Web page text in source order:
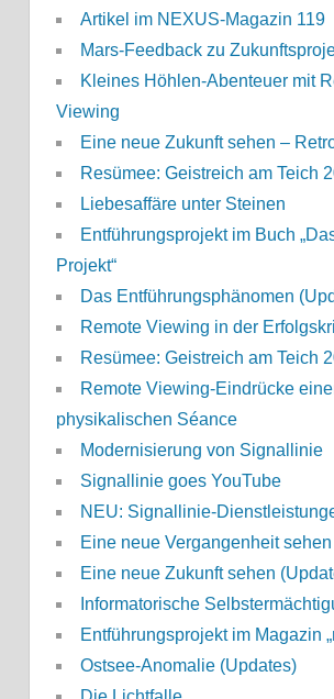
Artikel im NEXUS-Magazin 119
Mars-Feedback zu
Kleines Höhlen-Abenteuer mit
Viewing
Eine neue Zukunft sehen –
Resümee: Geistreich am Teich
Liebesaffäre unter Steinen
Entführungsprojekt im Buch
Projekt“
Das Entführungsphänomen
Remote Viewing in der
Resümee: Geistreich am Teich
Remote Viewing-Eindrücke
physikalischen Séance
Modernisierung von Signallinie
Signallinie goes YouTube
NEU: Signallinie-
Eine neue Vergangenheit sehen
Eine neue Zukunft sehen
Informatorische
Entführungsprojekt im Magazin
Ostsee-Anomalie (Updates)